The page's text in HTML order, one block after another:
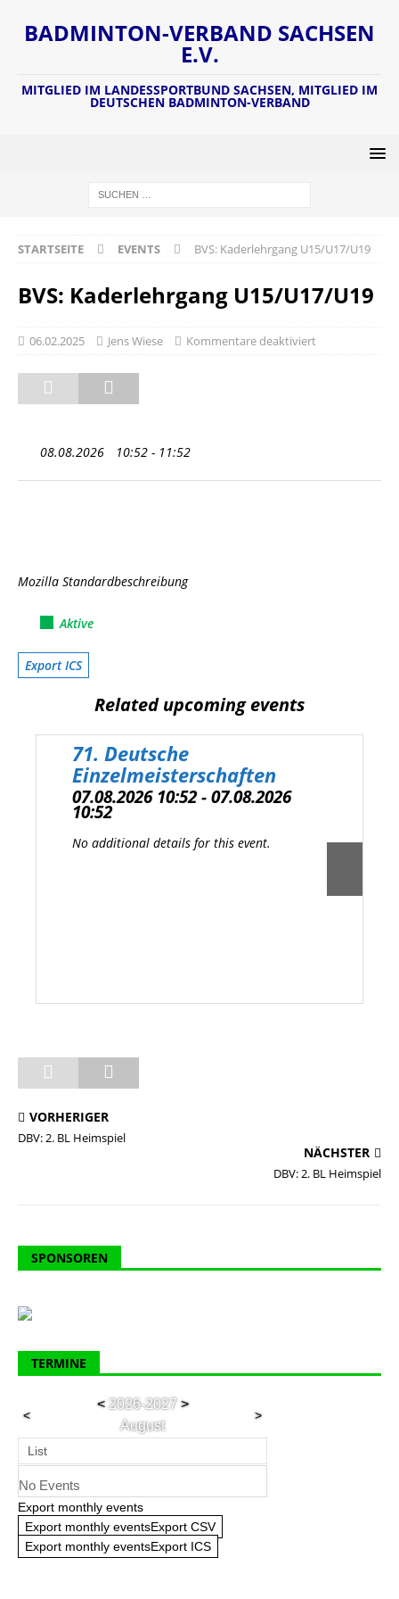
BADMINTON-VERBAND SACHSEN
E.V.
MITGLIED IM LANDESSPORTBUND SACHSEN, MITGLIED IM
DEUTSCHEN BADMINTON-VERBAND
STARTSEITE EVENTS BVS: Kaderlehrgang U15/U17/U19
BVS: Kaderlehrgang U15/U17/U19
06.02.2025 Jens Wiese Kommentare deaktiviert
08.08.2026 10:52 - 11:52
Mozilla Standardbeschreibung
Aktive
Export ICS
Related upcoming events
71. Deutsche
Einzelmeisterschaften
07.08.2026 10:52 - 07.08.2026
10:52
No additional details for this event.
VORHERIGER
DBV: 2. BL Heimspiel
NÄCHSTER
DBV: 2. BL Heimspiel
SPONSOREN
TERMINE
<
<2026-2027 >
August
>
List
No Events
Export monthly events
Export monthly eventsExport CSV
Export monthly eventsExport ICS